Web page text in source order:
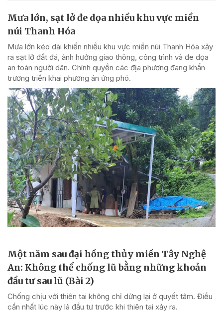
Mưa lớn, sạt lở đe dọa nhiều khu vực miền
núi Thanh Hóa
Mưa lớn kéo dài khiến nhiều khu vực miền núi Thanh Hóa xảy
ra sạt lở đất đá, ảnh hưởng giao thông, công trình và đe dọa
an toàn người dân. Chính quyền các địa phương đang khẩn
trương triển khai phương án ứng phó.
Một năm sau đại hồng thủy miền Tây Nghệ
An: Không thể chống lũ bằng những khoản
đầu tư sau lũ (Bài 2)
Chống chịu với thiên tai không chỉ dừng lại ở quyết tâm. Điều
cần nhất lúc này là đầu tư trước khi thiên tai xảy ra.